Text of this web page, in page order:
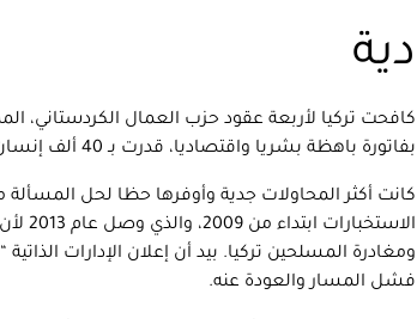
دية
كافحت تركيا لأربعة عقود حزب العمال الكردستاني،
بفاتورة باهظة بشريا واقتصاديا، قدرت بـ 40 ألف إنسان وما يصل لـ 500 مليار دولار.
كانت أكثر المحاولات جدية وأوفرها حظا لحل
فشل المسار والعودة عنه.